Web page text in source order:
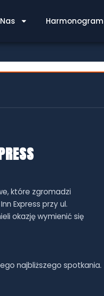
25.06.2026
które zgromadzi
Express przy ul.
okazję wymienić się
najbliższego spotkania.